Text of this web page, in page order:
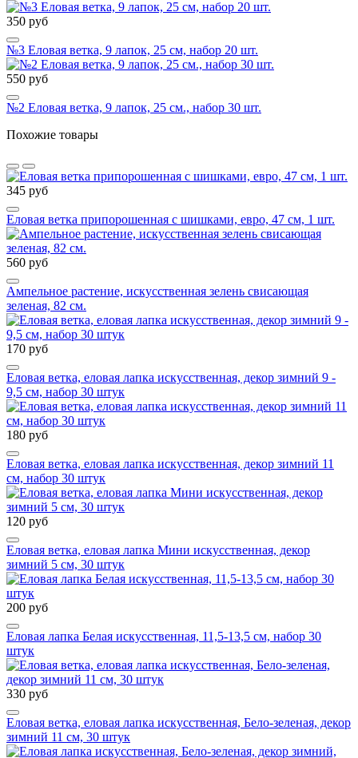
350 руб
№3 Еловая ветка, 9 лапок, 25 см, набор 20 шт.
550 руб
№2 Еловая ветка, 9 лапок, 25 см., набор 30 шт.
Похожие товары
345 руб
Еловая ветка припорошенная с шишками, евро, 47 см, 1 шт.
560 руб
Ампельное растение, искусственная зелень свисающая
зеленая, 82 см.
170 руб
Еловая ветка, еловая лапка искусственная, декор зимний 9 -
9,5 см, набор 30 штук
180 руб
Еловая ветка, еловая лапка искусственная, декор зимний 11
см, набор 30 штук
120 руб
Еловая ветка, еловая лапка Мини искусственная, декор
зимний 5 см, 30 штук
200 руб
Еловая лапка Белая искусственная, 11,5-13,5 см, набор 30
штук
330 руб
Еловая ветка, еловая лапка искусственная, Бело-зеленая, декор
зимний 11 см, 30 штук